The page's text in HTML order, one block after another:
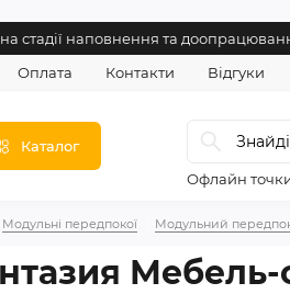
стадії наповнення та
Оплата Контакти Відгуки
Каталог
Офлайн
Модульні передпокої Модульний
Мебель-